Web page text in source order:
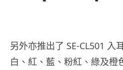
另外亦推出了 SE-CL501 入
白、紅、藍、粉紅、綠及橙